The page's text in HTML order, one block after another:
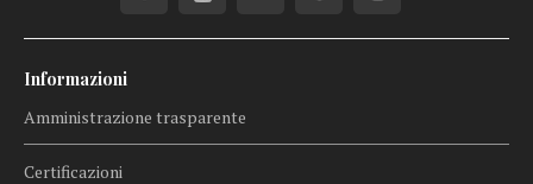
Informazioni
Amministrazione trasparente
Certificazioni